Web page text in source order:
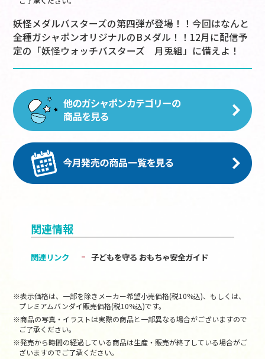
妖怪メダルバスターズの第四弾が登場！！今回はなんと
全種ガシャポンオリジナルのBメダル！！12月に配信予
定の「妖怪ウォッチバスターズ 月兎組」に備えよ！
関連情報
関連リンク 子どもを守る おもちゃ安全ガイド
※表示価格は、一部を除きメーカー希望小売価格(税10%込)、もしくは、
プレミアムバンダイ販売価格(税10%込)です。
※商品の写真・イラストは実際の商品と一部異なる場合がございますので
ご了承ください。
※発売から時間の経過している商品は生産・販売が終了している場合がご
ざいますのでご了承ください。